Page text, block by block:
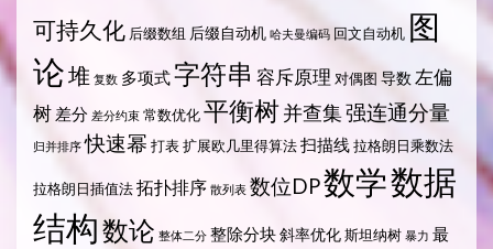
可持久化 后缀数组 后缀自动机 哈夫曼编码 回文自动机 图
论堆 复数 多项式字符串 容斥原理 对偶图 导数 左偏
树 差分 差分约束 常数优化平衡树并查集强连通分量
归并排序 快速幂 打表扩展欧几里得算法扫描线拉格朗日乘数法
拉格朗日插值法拓扑排序 散列表 数位DP数学数据
结构数论 整体二分 整除分块斜率优化斯坦纳树 暴力 最